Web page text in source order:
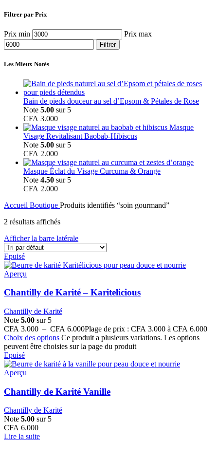
Filtrer par Prix
Prix min Prix max
Filtrer
Les Mieux Notés
Bain de pieds douceur au sel d’Epsom & Pétales de Rose
Note 5.00 sur 5
CFA 3.000
Masque
Visage Revitalisant Baobab-Hibiscus
Note 5.00 sur 5
CFA 2.000
Masque Éclat du Visage Curcuma & Orange
Note 4.50 sur 5
CFA 2.000
Accueil Boutique Produits identifiés “soin gourmand”
2 résultats affichés
Afficher la barre latérale
Epuisé
Aperçu
Chantilly de Karité – Karitelicious
Chantilly de Karité
Note 5.00 sur 5
CFA 3.000 – CFA 6.000Plage de prix : CFA 3.000 à CFA 6.000
Choix des options Ce produit a plusieurs variations. Les options
peuvent être choisies sur la page du produit
Epuisé
Aperçu
Chantilly de Karité Vanille
Chantilly de Karité
Note 5.00 sur 5
CFA 6.000
Lire la suite